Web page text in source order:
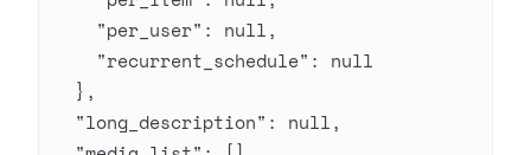
    "per_user"
: null,
    "recurrent_schedule"
: null
  },
  "long_description"
: null,